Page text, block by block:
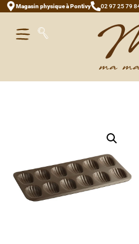
Magasin physique à Pontivy 02 97 25 79